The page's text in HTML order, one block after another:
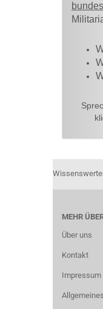
MEHR
Über uns
Kontakt
Impressum